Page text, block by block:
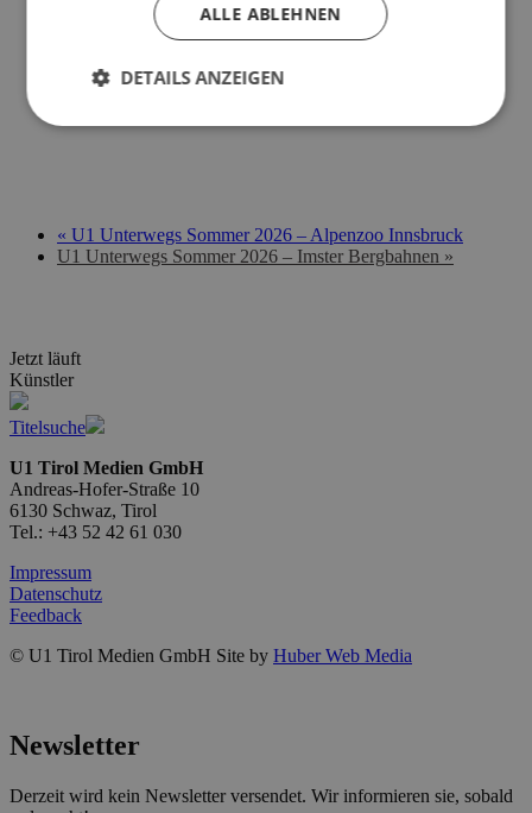
« U1 Unterwegs Sommer 2026 – Alpenzoo Innsbruck
U1 Unterwegs Sommer 2026 – Imster Bergbahnen »
Jetzt läuft
Künstler
Titelsuche
U1 Tirol Medien GmbH
Andreas-Hofer-Straße 10
6130 Schwaz, Tirol
Tel.: +43 52 42 61 030
Impressum
Datenschutz
Feedback
© U1 Tirol Medien GmbH Site by Huber Web Media
Newsletter
Derzeit wird kein Newsletter versendet. Wir informieren sie, sobald
ALLE ABLEHNEN
DETAILS ANZEIGEN